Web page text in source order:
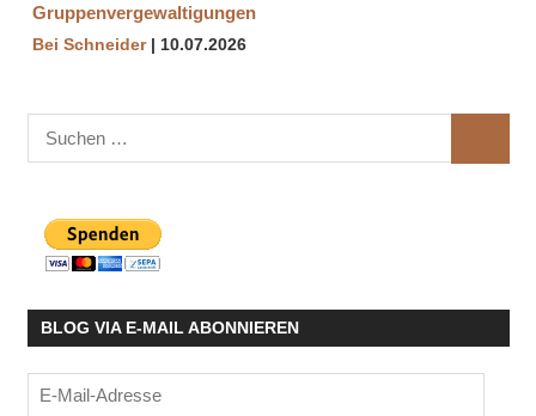
Gruppenvergewaltigungen
Bei Schneider 10.07.2026
Suchen
nach:
BLOG VIA E-MAIL ABONNIEREN
E-